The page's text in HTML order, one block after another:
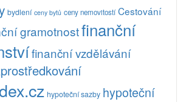
bydlení ceny bytů ceny nemovitostí Cestování
gramotnostfinanční
finanční vzdělávání
hypoteční sazby hypoteční